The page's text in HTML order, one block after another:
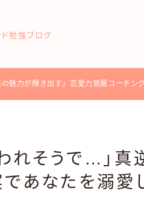
勉強ブログ
魅力が輝き出す」恋愛力覚醒コーチン
れそうで…」真
あなたを溺愛